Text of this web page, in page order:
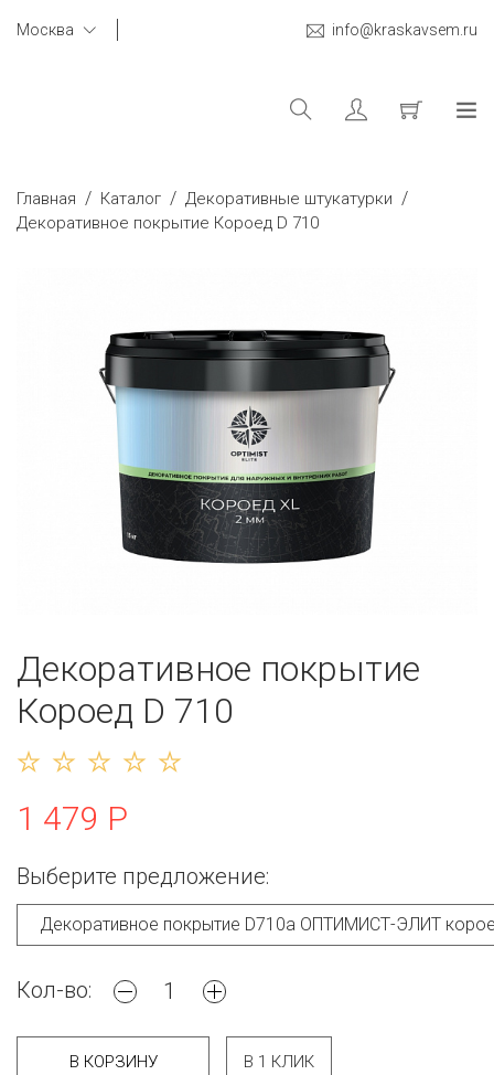
Москва info@kraskavsem.ru
Главная / Каталог / Декоративные штукатурки /
Декоративное покрытие Короед D 710
Декоративное покрытие
Короед D 710
1 479 Р
Выберите предложение:
Кол-во:
В КОРЗИНУ В 1 КЛИК